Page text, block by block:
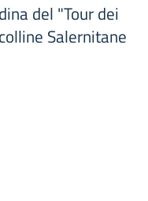
del "Tour dei
Salernitane